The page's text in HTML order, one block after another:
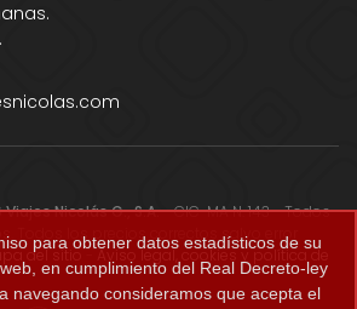
Viajes Nicolás G., S.A.- CIC-MA N. 143 - Todos
Todos los precios correctos salvo error
del sitio-Aviso legal, cookies y política de
para obtener datos estadísticos de su
en cumplimiento del Real Decreto-ley
navegando consideramos que acepta el